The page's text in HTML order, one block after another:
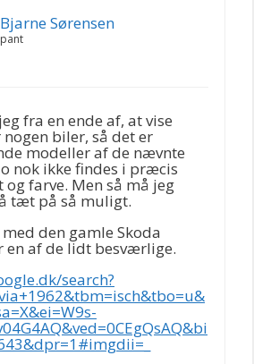
Sørensen
fra en ende af, at vise
biler, så det er
modeller af de nævnte
nok ikke findes i præcis
farve. Men så må jeg
tæt på så muligt.
den gamle Skoda
en af de lidt besværlige.
search?